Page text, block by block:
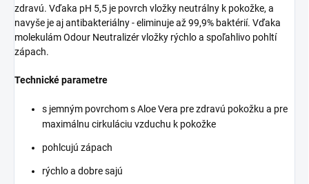
zdravú. Vďaka pH 5,5 je povrch vložky neutrálny k pokožke, a
navyše je aj antibakteriálny - eliminuje až 99,9% baktérií. Vďaka
molekulám Odour Neutralizér vložky rýchlo a spoľahlivo pohltí
zápach.
Technické parametre
s jemným povrchom s Aloe Vera pre zdravú pokožku a pre
maximálnu cirkuláciu vzduchu k pokožke
pohlcujú zápach
rýchlo a dobre sajú